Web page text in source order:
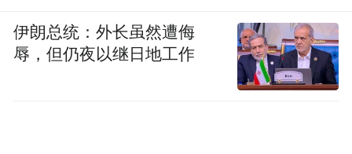
伊朗总统：外长虽然遭侮
辱，但仍夜以继日地工作